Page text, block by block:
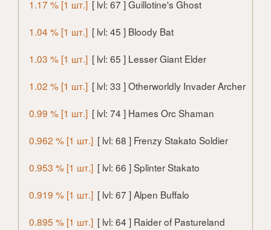
1.17 % [1 шт.] [ lvl: 67 ] Guillotine's Ghost
1.04 % [1 шт.] [ lvl: 45 ] Bloody Bat
1.03 % [1 шт.] [ lvl: 65 ] Lesser Giant Elder
1.02 % [1 шт.] [ lvl: 33 ] Otherworldly Invader Archer
0.99 % [1 шт.] [ lvl: 74 ] Hames Orc Shaman
0.962 % [1 шт.] [ lvl: 68 ] Frenzy Stakato Soldier
0.953 % [1 шт.] [ lvl: 66 ] Splinter Stakato
0.919 % [1 шт.] [ lvl: 67 ] Alpen Buffalo
0.895 % [1 шт.] [ lvl: 64 ] Raider of Pastureland